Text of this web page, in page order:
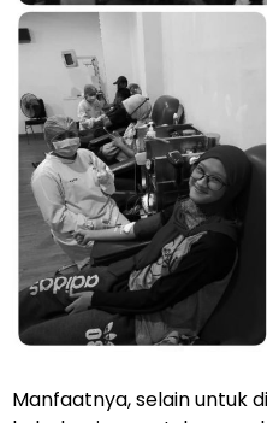
Manfaatnya, selain untuk